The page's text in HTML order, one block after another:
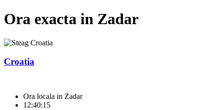
Ora exacta in Zadar
Croatia
Ora locala in Zadar
12:40:15